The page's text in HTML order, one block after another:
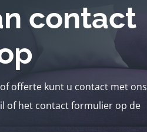
contact
offerte kunt u contact met ons
of het contact formulier op de